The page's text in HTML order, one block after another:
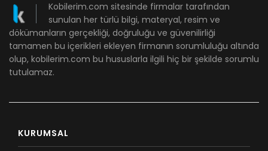
Kobilerim.com sitesinde firmalar tarafından
sunulan her türlü bilgi, materyal, resim ve
dökümanların gerçekliği, doğruluğu ve güvenilirliği
tamamen bu içerikleri ekleyen firmanın sorumluluğu altında
olup, kobilerim.com bu hususlarla ilgili hiç bir şekilde sorumlu
tutulamaz.
KURUMSAL